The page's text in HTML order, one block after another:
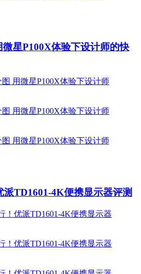
星P100X体验下设计师的快
派TD1601-4K便携显示器评测